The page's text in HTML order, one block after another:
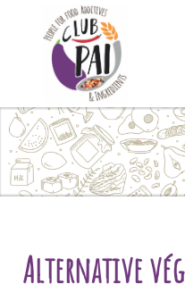
Skip to content
Alternative